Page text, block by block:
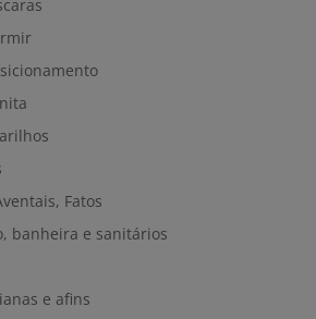
Fatos
banheira e sanitários
e afins